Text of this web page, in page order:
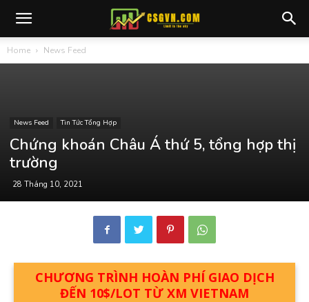
Home News Feed
News Feed Tin Tức Tổng Hợp
Chứng khoán Châu Á thứ 5, tổng hợp thị
trường
28 Tháng 10, 2021
CHƯƠNG TRÌNH HOÀN PHÍ GIAO DỊCH
ĐẾN 10$/LOT TỪ XM VIETNAM